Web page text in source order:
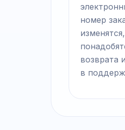
номер
возврата
в